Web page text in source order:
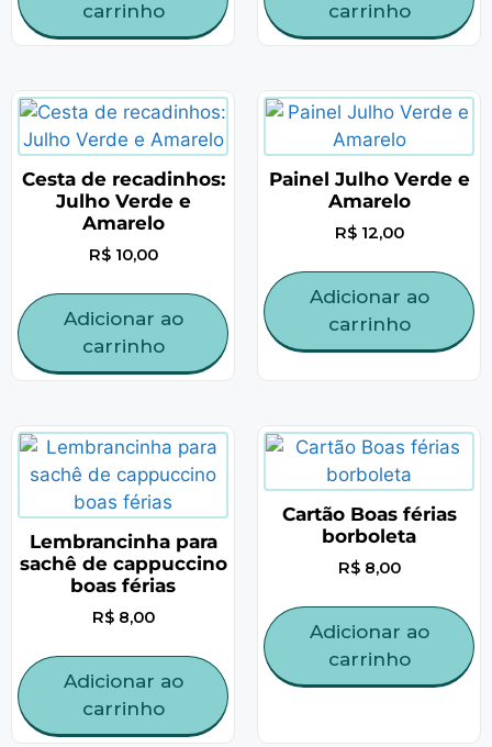
carrinho carrinho
Cesta de recadinhos:
Julho Verde e
Amarelo
R$10,00
Adicionar ao
carrinho
Painel Julho Verde e
Amarelo
R$12,00
Adicionar ao
carrinho
Lembrancinha para
sachê de cappuccino
boas férias
R$8,00
Adicionar ao
carrinho
Cartão Boas férias
borboleta
R$8,00
Adicionar ao
carrinho